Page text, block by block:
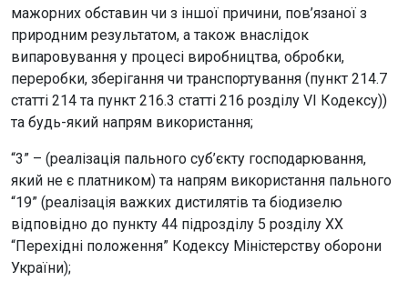
мажорних обставин чи з іншої причини, пов’язаної з
природним результатом, а також внаслідок
випаровування у процесі виробництва, обробки,
переробки, зберігання чи транспортування (пункт 214.7
статті 214 та пункт 216.3 статті 216 розділу VI Кодексу))
та будь-який напрям використання;
“3” – (реалізація пального суб’єкту господарювання,
який не є платником) та напрям використання пального
“19” (реалізація важких дистилятів та біодизелю
відповідно до пункту 44 підрозділу 5 розділу XX
“Перехідні положення” Кодексу Міністерству оборони
України);